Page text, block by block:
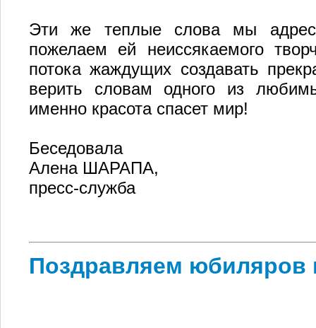
Эти же теплые слова мы
пожелаем ей неиссякаемого
потока жаждущих создавать
верить словам одного из
именно красота спасет мир!
Беседовала
Алена ШАРАПА,
пресс-служба
Поздравляем юбиляров